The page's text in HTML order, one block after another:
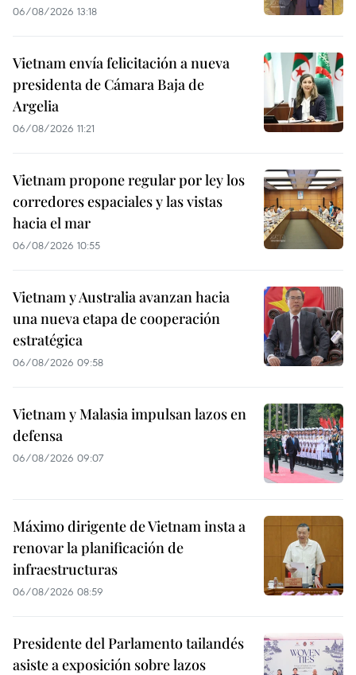
06/08/2026 13:18
Vietnam envía felicitación a nueva
presidenta de Cámara Baja de
Argelia
06/08/2026 11:21
Vietnam propone regular por ley los
corredores espaciales y las vistas
hacia el mar
06/08/2026 10:55
Vietnam y Australia avanzan hacia
una nueva etapa de cooperación
estratégica
06/08/2026 09:58
Vietnam y Malasia impulsan lazos en
defensa
06/08/2026 09:07
Máximo dirigente de Vietnam insta a
renovar la planificación de
infraestructuras
06/08/2026 08:59
Presidente del Parlamento tailandés
asiste a exposición sobre lazos